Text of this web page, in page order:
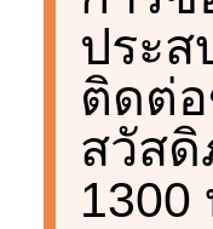
ประ
ติดต่
สวัส
1300